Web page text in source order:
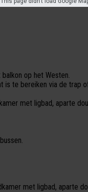
op het Westen.
is te bereiken via de trap
met ligbad, aparte
met ligbad, aparte